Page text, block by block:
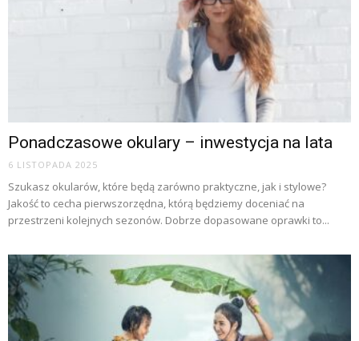
Ponadczasowe okulary – inwestycja na lata
6 LISTOPADA 2025
Szukasz okularów, które będą zarówno praktyczne, jak i stylowe?
Jakość to cecha pierwszorzędna, którą będziemy doceniać na
przestrzeni kolejnych sezonów. Dobrze dopasowane oprawki to...